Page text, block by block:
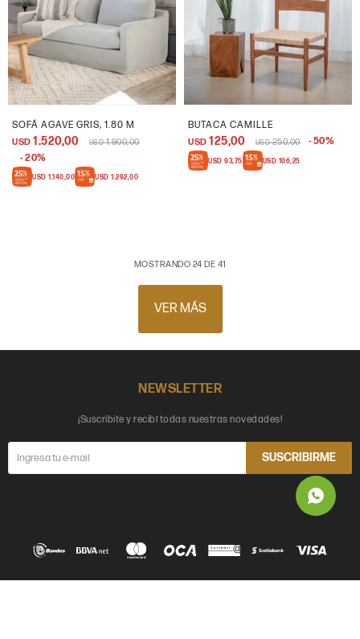
SOFÁ AGAVE GRIS, 1.80 M
USD 1.520,00 USD 1.900,00
20
USD 1.140,00 USD 1.292,00
BUTACA CAMILLE
USD 125,00 USD 250,00 50
USD 93,75 USD 106,25
MOSTRANDO 24 DE 41
VER MÁS
NEWSLETTER
¡Suscribite y recibí todas nuestras novedades!
SUSCRIBIRME